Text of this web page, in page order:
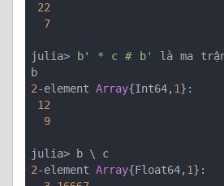
22
7
julia> b' * c # b'
là ma
2-element Array{Int64, 1}:
12
9
2-element Array{Float64, 1}: